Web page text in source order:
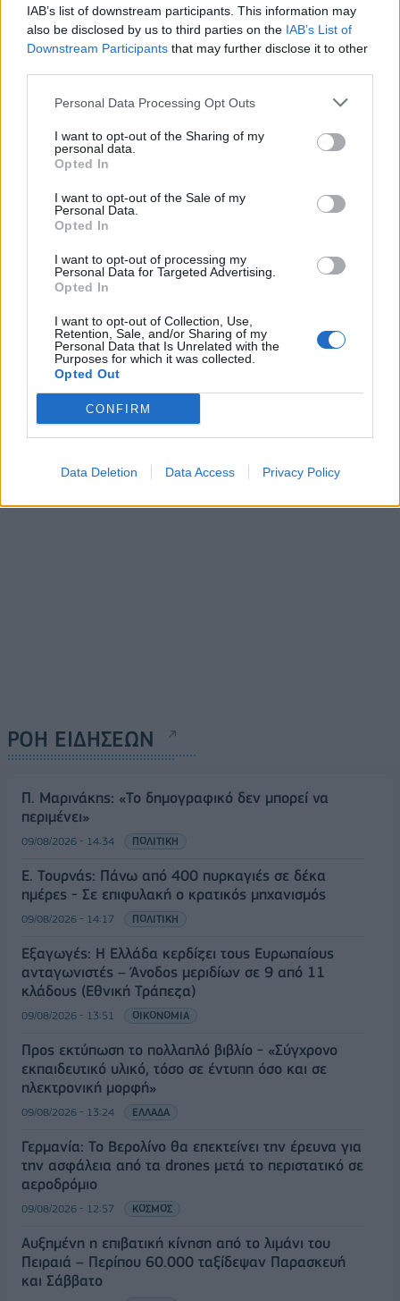
IAB’s list of downstream participants. This information may
also be disclosed by us to third parties on the IAB’s List of
Downstream Participants that may further disclose it to other
Personal Data Processing Opt Outs
I want to opt-out of the Sharing of my
personal data.
Opted In
I want to opt-out of the Sale of my
Personal Data.
Opted In
I want to opt-out of processing my
Personal Data for Targeted Advertising.
Opted In
I want to opt-out of Collection, Use,
Retention, Sale, and/or Sharing of my
Personal Data that Is Unrelated with the
Purposes for which it was collected.
Opted Out
CONFIRM
Data Deletion Data Access Privacy Policy
18η συνεχόμενη χρονιά για τον ΟΤΕ στη διεθνή σειρά δεικτών
FTSE4Good
Alpha Bank: Για πρώτη φορά το Αρχαίο Θέατρο Επιδαύρου άνοιξε τις
ΠΕΡΙΣΣΌΤΕΡΑ ΣΕ ΑΥΤΉ ΤΗΝ ΚΑΤΗΓΟΡΊΑ
ΟΠΑΠ: Αναδείχθηκε Top
Employer Greece 2024
τη διαχείριση των
18/01/2024 - 16:48
ΡΟΗ ΕΙΔΗΣΕΩΝ
Π. Μαρινάκης: «Το δημογραφικό δεν μπορεί να
περιμένει»
09/08/2026 - 14:34 ΠΟΛΙΤΙΚΗ
Ε. Τουρνάς: Πάνω από 400 πυρκαγιές σε δέκα
ημέρες - Σε επιφυλακή ο κρατικός μηχανισμός
09/08/2026 - 14:17 ΠΟΛΙΤΙΚΗ
Εξαγωγές: Η Ελλάδα κερδίζει τους Ευρωπαίους
ανταγωνιστές – Άνοδος μεριδίων σε 9 από 11
κλάδους (Εθνική Τράπεζα)
09/08/2026 - 13:51 ΟΙΚΟΝΟΜΙΑ
Προς εκτύπωση το πολλαπλό βιβλίο - «Σύγχρονο
εκπαιδευτικό υλικό, τόσο σε έντυπη όσο και σε
ηλεκτρονική μορφή»
09/08/2026 - 13:24 ΕΛΛΑΔΑ
Γερμανία: Το Βερολίνο θα επεκτείνει την έρευνα για
την ασφάλεια από τα drones μετά το περιστατικό σε
αεροδρόμιο
09/08/2026 - 12:57 ΚΟΣΜΟΣ
Αυξημένη η επιβατική κίνηση από το λιμάνι του
Πειραιά – Περίπου 60.000 ταξίδεψαν Παρασκευή
και Σάββατο